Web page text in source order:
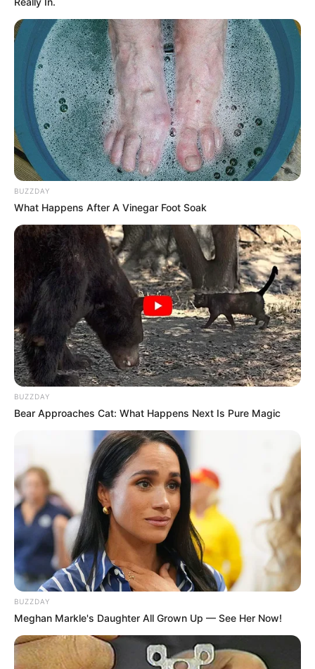
BUZZDAY
What Happens After A Vinegar Foot Soak
BUZZDAY
Bear Approaches Cat: What Happens Next Is Pure Magic
BUZZDAY
Meghan Markle's Daughter All Grown Up — See Her Now!